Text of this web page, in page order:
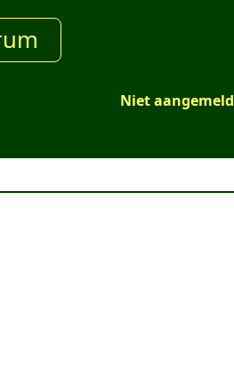
Niet aangemeld